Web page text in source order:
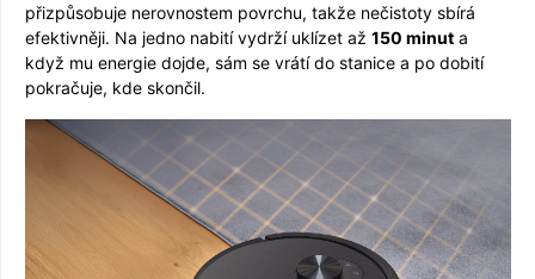
přizpůsobuje nerovnostem povrchu, takže nečistoty sbírá
efektivněji. Na jedno nabití vydrží uklízet až 150 minut a
když mu energie dojde, sám se vrátí do stanice a po dobití
pokračuje, kde skončil.